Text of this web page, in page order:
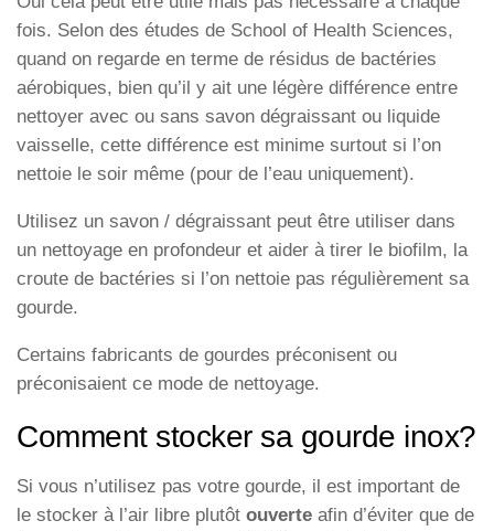
fois. Selon des études de School of Health Sciences,
quand on regarde en terme de résidus de bactéries
aérobiques, bien qu’il y ait une légère différence entre
nettoyer avec ou sans savon dégraissant ou liquide
vaisselle, cette différence est minime surtout si l’on
nettoie le soir même (pour de l’eau uniquement).
Utilisez un savon / dégraissant peut être utiliser dans
un nettoyage en profondeur et aider à tirer le biofilm, la
croute de bactéries si l’on nettoie pas régulièrement sa
gourde.
Certains fabricants de gourdes préconisent ou
préconisaient ce mode de nettoyage.
Comment stocker sa gourde inox?
Si vous n’utilisez pas votre gourde, il est important de
le stocker à l’air libre plutôt ouverte afin d’éviter que de